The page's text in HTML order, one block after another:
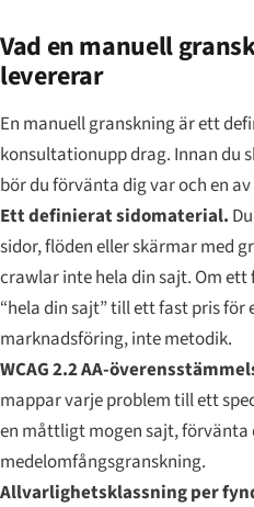
Vad en manuell
levererar
En manuell granskning är ett
konsultationupp drag. Innan du
bör du förvänta dig var och en
Ett definierat sidomaterial.
sidor, flöden eller skärmar med
crawlar inte hela din sajt. Om
“hela din sajt” till ett fast pris för
marknadsföring, inte metodik.
WCAG 2.2 AA-
mappar varje problem till ett
en måttligt mogen sajt, förvänta
medelomfångsgranskning.
Allvarlighetsklassning per